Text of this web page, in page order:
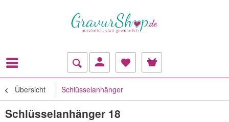
Übersicht Schlüsselanhänger
Schlüsselanhänger 18